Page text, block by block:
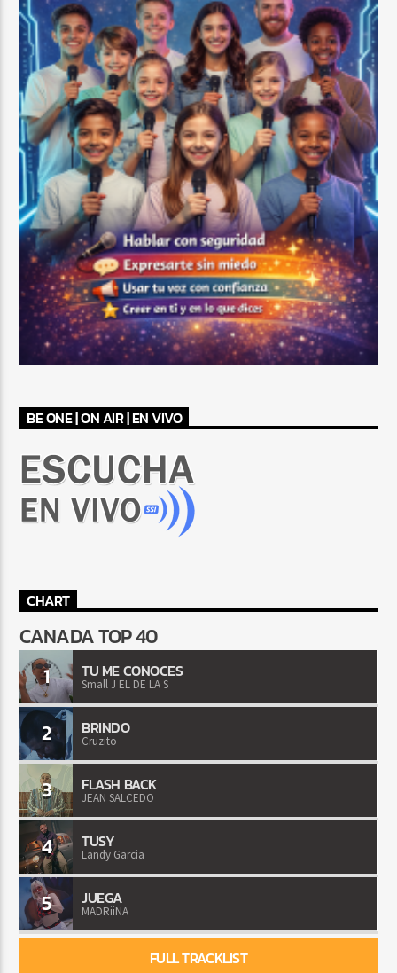
BE ONE | ON AIR | EN VIVO
CHART
CANADA TOP 40
1 TU ME CONOCES
Small J EL DE LA S
2 BRINDO
Cruzito
3 FLASH BACK
JEAN SALCEDO
4 TUSY
Landy Garcia
5 JUEGA
MADRiiNA
FULL TRACKLIST